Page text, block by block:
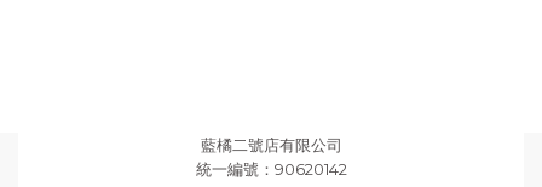
藍橘二號店有限公司
統一編號：90620142